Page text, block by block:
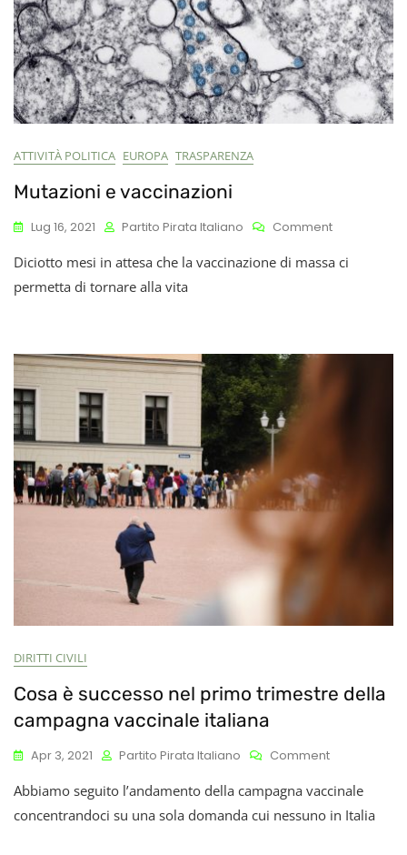
ATTIVITÀ POLITICA EUROPA TRASPARENZA
Mutazioni e vaccinazioni
Lug 16, 2021 Partito Pirata Italiano CommentOn
E
Diciotto mesi in attesa che la vaccinazione di massa ci
permetta di tornare alla vita
DIRITTI CIVILI
Cosa è successo nel primo trimestre della
campagna vaccinale italiana
Apr 3, 2021 Partito Pirata Italiano CommentOn
È
Successo
Abbiamo seguito l’andamento della campagna vaccinale
concentrandoci su una sola domanda cui nessuno in Italia